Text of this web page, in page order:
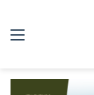
Menú